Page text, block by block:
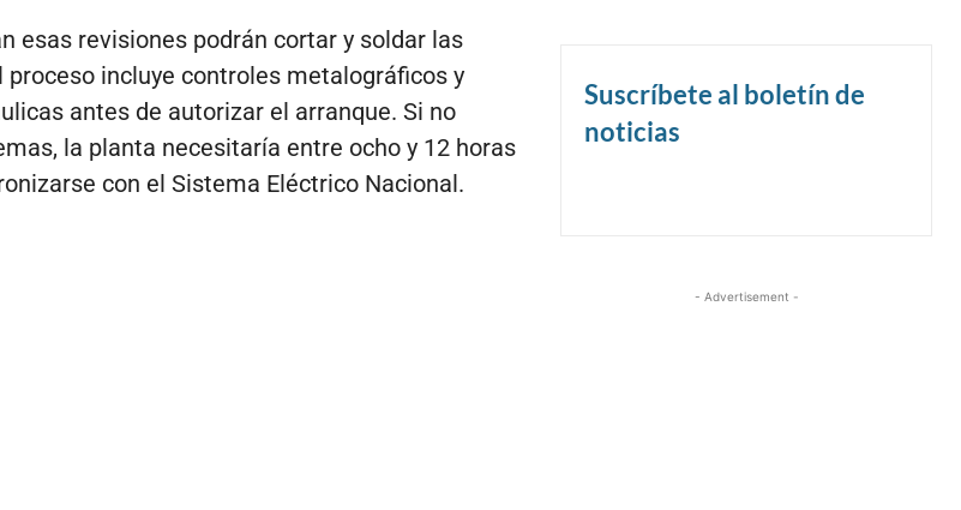
esas revisiones podrán cortar y soldar las
incluye controles metalográficos y
antes de autorizar el arranque. Si no
la planta necesitaría entre ocho y 12 horas
con el Sistema Eléctrico Nacional.
Suscríbete al boletín de
noticias
- Advertisement -